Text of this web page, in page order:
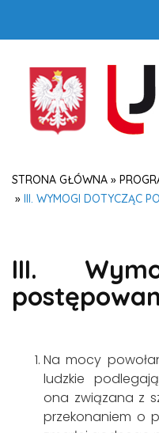
STRONA GŁÓWNA »
» III. WYMOGI DOTYCZĄC
III.
Na mocy
ludzkie
ona związana z
przekonaniem o